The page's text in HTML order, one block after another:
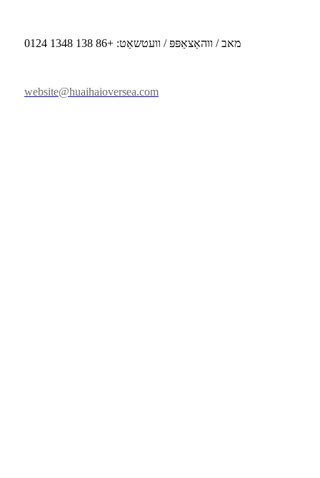
מאב / ווהאַצאַפּפּ / וועטשאַט: +86 138 1348 0124
website@huaihaioversea.com